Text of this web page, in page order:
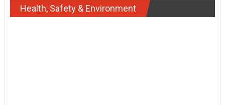
Health, Safety & Environment